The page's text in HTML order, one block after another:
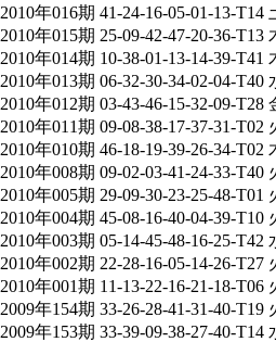
2010年016期 41-24-16-05-01-13-T14
2010年015期 25-09-42-47-20-36-T13
2010年014期 10-38-01-13-14-39-T41
2010年013期 06-32-30-34-02-04-T40
2010年012期 03-43-46-15-32-09-T28
2010年011期 09-08-38-17-37-31-T02
2010年010期 46-18-19-39-26-34-T02
2010年008期 09-02-03-41-24-33-T40
2010年005期 29-09-30-23-25-48-T01
2010年004期 45-08-16-40-04-39-T10
2010年003期 05-14-45-48-16-25-T42
2010年002期 22-28-16-05-14-26-T27
2010年001期 11-13-22-16-21-18-T06
2009年154期 33-26-28-41-31-40-T19
2009年153期 33-39-09-38-27-40-T14